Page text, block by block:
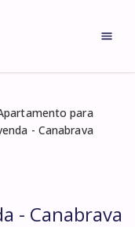
para
- Canabrava
- Canabrava